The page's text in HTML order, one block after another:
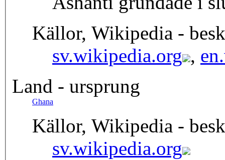
Källor, Wikipedia -
sv.wikipedia.org ,
Land - ursprung
Ghana
Källor, Wikipedia -
sv.wikipedia.org